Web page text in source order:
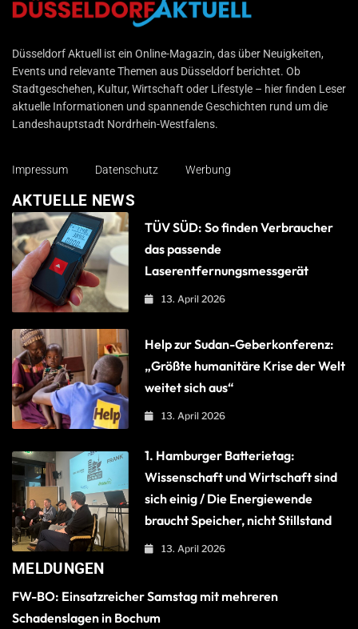
Düsseldorf Aktuell
Düsseldorf Aktuell ist ein Online-Magazin, das über Neuigkeiten,
Events und relevante Themen aus Düsseldorf berichtet. Ob
Stadtgeschehen, Kultur, Wirtschaft oder Lifestyle – hier finden Leser
aktuelle Informationen und spannende Geschichten rund um die
Landeshauptstadt Nordrhein-Westfalens.
Impressum Datenschutz Werbung
AKTUELLE NEWS
TÜV SÜD: So finden Verbraucher
das passende
Laserentfernungsmessgerät
13. April 2026
Help zur Sudan-Geberkonferenz:
„Größte humanitäre Krise der Welt
weitet sich aus“
13. April 2026
1. Hamburger Batterietag:
Wissenschaft und Wirtschaft sind
sich einig / Die Energiewende
braucht Speicher, nicht Stillstand
13. April 2026
MELDUNGEN
FW-BO: Einsatzreicher Samstag mit mehreren
Schadenslagen in Bochum